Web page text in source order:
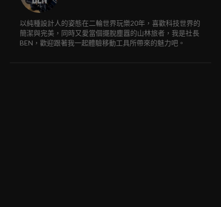
以純種設計人的姿態在二輪世界玩樂20年，喜歡科技世界的
簡潔與完美，同時又愛當個擺脫塵囂的山林旅者，我是社長
BEN，歡迎跟著我一起體驗移動工具所帶來的魅力吧。